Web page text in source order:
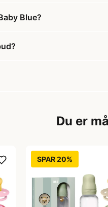
Blue?
Du er
SPAR 20%